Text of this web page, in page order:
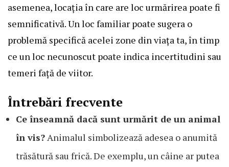
asemenea, locația în care are loc urmărirea poate fi
semnificativă. Un loc familiar poate sugera o
problemă specifică acelei zone din viața ta, în timp
ce un loc necunoscut poate indica incertitudini sau
temeri față de viitor.
Întrebări frecvente
Ce înseamnă dacă sunt urmărit de un animal
în vis? Animalul simbolizează adesea o anumită
trăsătură sau frică. De exemplu, un câine ar putea